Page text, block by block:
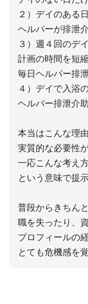
２）デイのある
ヘルパーが排泄
３）週４回のデ
計画の時間を短
毎日ヘルパー排
４）デイで入浴
ヘルパー排泄介
本当はこんな理
実質的な必要性
一応こんな考え
という意味で提
普段からきちん
職を失ったり、
プロフィールの
とても危機感を